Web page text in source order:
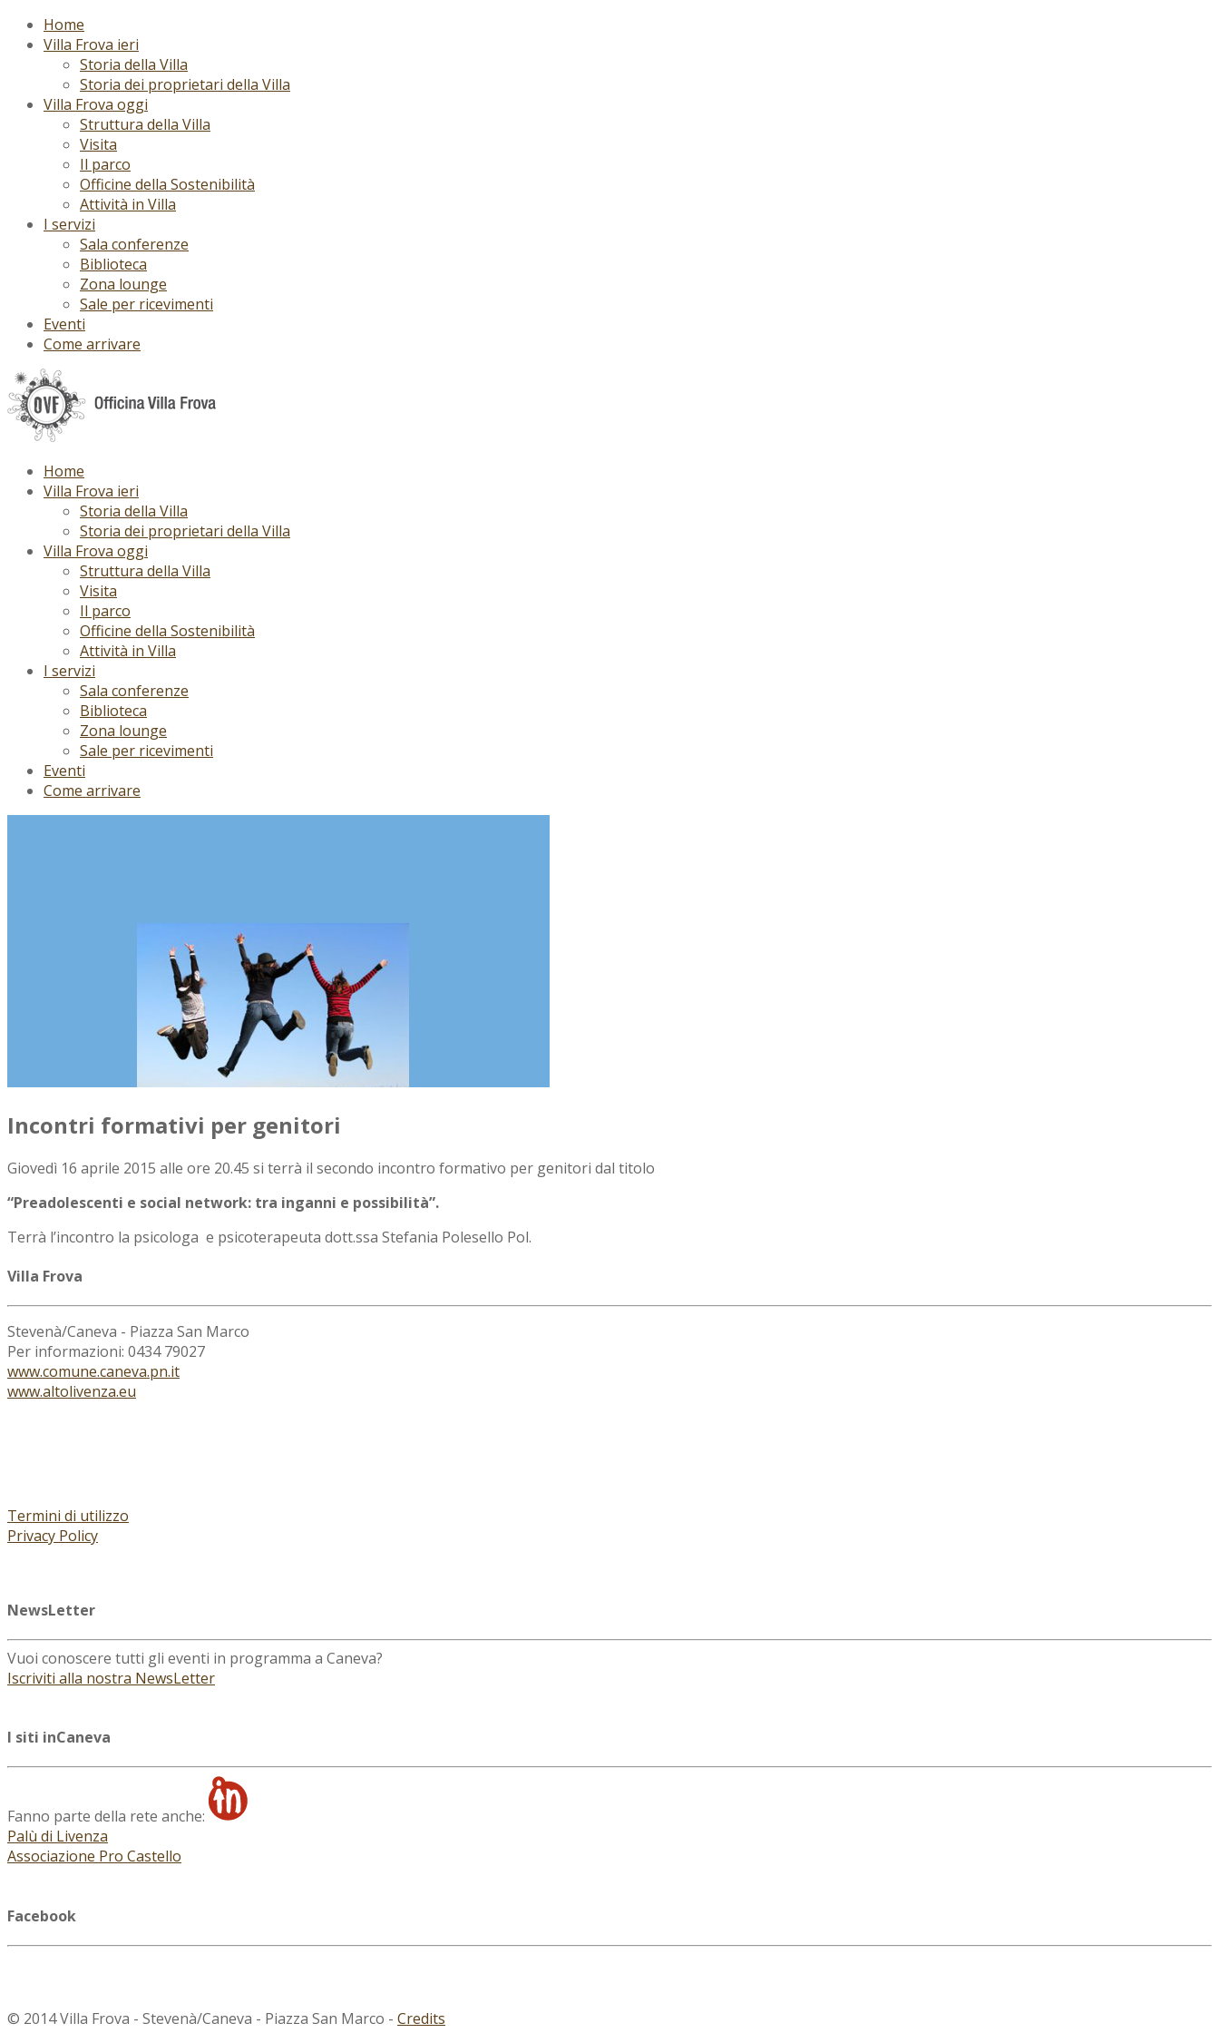
Home
Villa Frova ieri
Storia della Villa
Storia dei proprietari della Villa
Villa Frova oggi
Struttura della Villa
Visita
Il parco
Officine della Sostenibilità
Attività in Villa
I servizi
Sala conferenze
Biblioteca
Zona lounge
Sale per ricevimenti
Eventi
Come arrivare
Home
Villa Frova ieri
Storia della Villa
Storia dei proprietari della Villa
Villa Frova oggi
Struttura della Villa
Visita
Il parco
Officine della Sostenibilità
Attività in Villa
I servizi
Sala conferenze
Biblioteca
Zona lounge
Sale per ricevimenti
Eventi
Come arrivare
Incontri formativi per genitori
Giovedì 16 aprile 2015 alle ore 20.45 si terrà il secondo incontro formativo per genitori dal titolo
“Preadolescenti e social network: tra inganni e possibilità”.
Terrà l’incontro la psicologa e psicoterapeuta dott.ssa Stefania Polesello Pol.
Villa Frova
Stevenà/Caneva - Piazza San Marco
Per informazioni: 0434 79027
www.comune.caneva.pn.it
www.altolivenza.eu
Termini di utilizzo
Privacy Policy
NewsLetter
Vuoi conoscere tutti gli eventi in programma a Caneva?
Iscriviti alla nostra NewsLetter
I siti inCaneva
Fanno parte della rete anche:
Palù di Livenza
Associazione Pro Castello
Facebook
© 2014 Villa Frova - Stevenà/Caneva - Piazza San Marco - Credits